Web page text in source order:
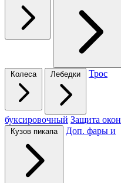
Колеса Лебедки Трос
буксировочный Защита окон
Кузов пикапа Доп. фары и